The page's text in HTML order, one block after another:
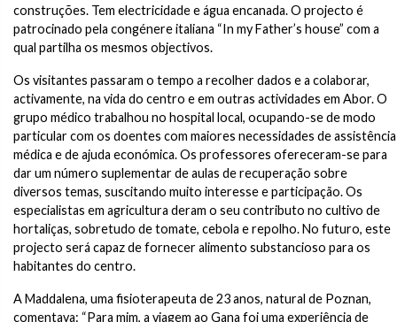
construções. Tem electricidade e água encanada. O projecto é
patrocinado pela congénere italiana “In my Father’s house” com a
qual partilha os mesmos objectivos.
Os visitantes passaram o tempo a recolher dados e a colaborar,
activamente, na vida do centro e em outras actividades em Abor. O
grupo médico trabalhou no hospital local, ocupando-se de modo
particular com os doentes com maiores necessidades de assistência
médica e de ajuda económica. Os professores ofereceram-se para
dar um número suplementar de aulas de recuperação sobre
diversos temas, suscitando muito interesse e participação. Os
especialistas em agricultura deram o seu contributo no cultivo de
hortaliças, sobretudo de tomate, cebola e repolho. No futuro, este
projecto será capaz de fornecer alimento substancioso para os
habitantes do centro.
A Maddalena, uma fisioterapeuta de 23 anos, natural de Poznan,
comentava: “Para mim, a viagem ao Gana foi uma experiência de